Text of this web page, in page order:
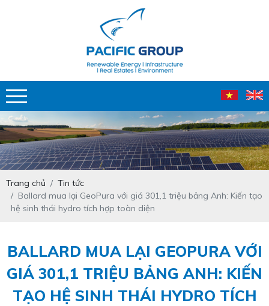
Trang chủ
Tin tức
Ballard mua lại GeoPura với giá 301,1 triệu bảng Anh: Kiến tạo
hệ sinh thái hydro tích hợp toàn diện
BALLARD MUA LẠI GEOPURA VỚI
GIÁ 301,1 TRIỆU BẢNG ANH: KIẾN
TẠO HỆ SINH THÁI HYDRO TÍCH